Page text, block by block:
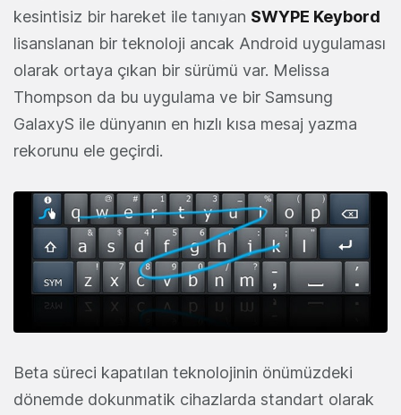
kesintisiz bir hareket ile tanıyan SWYPE Keybord
lisanslanan bir teknoloji ancak Android uygulaması
olarak ortaya çıkan bir sürümü var. Melissa
Thompson da bu uygulama ve bir Samsung
GalaxyS ile dünyanın en hızlı kısa mesaj yazma
rekorunu ele geçirdi.
Beta süreci kapatılan teknolojinin önümüzdeki
dönemde dokunmatik cihazlarda standart olarak